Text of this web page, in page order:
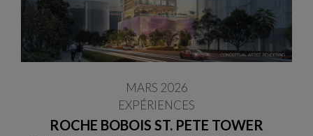
ROCHE BOBOIS ST. PETE TOWER
MARS 2026
EXPÉRIENCES